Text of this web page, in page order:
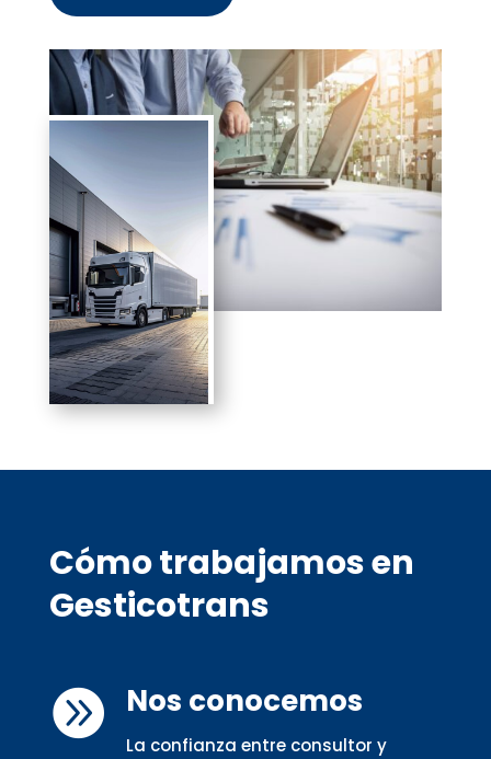
Cómo trabajamos en
Gesticotrans
 Nos conocemos
La confianza entre consultor y